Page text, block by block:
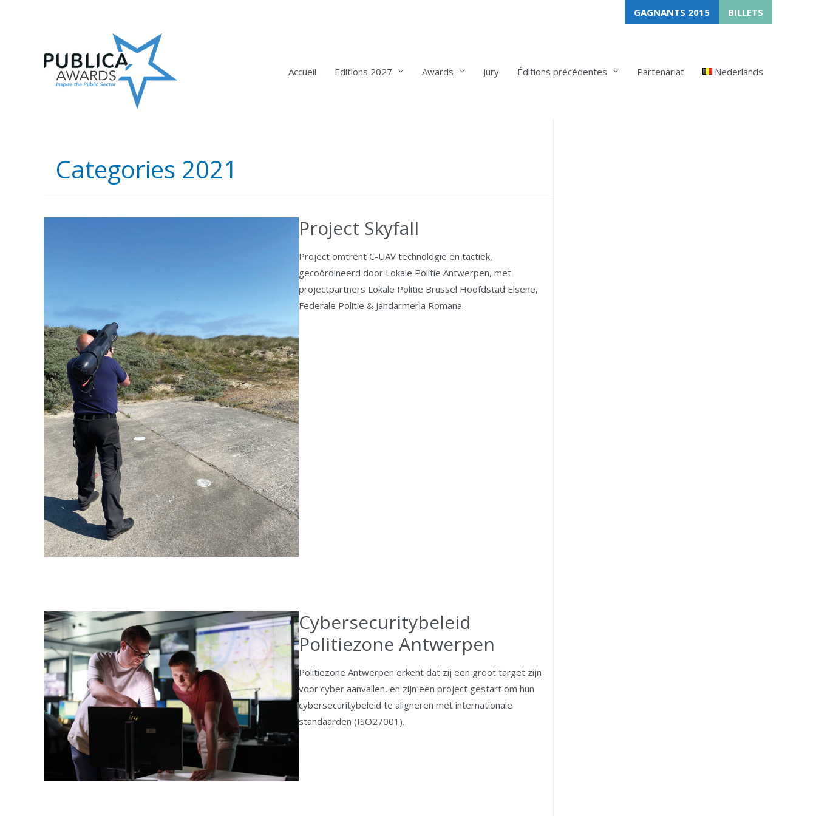
GAGNANTS 2015 BILLETS
Accueil Editions 2027 Awards Jury Éditions précédentes Partenariat Nederlands
Categories 2021
Project Skyfall
Project omtrent C-UAV technologie en tactiek,
gecoördineerd door Lokale Politie Antwerpen, met
projectpartners Lokale Politie Brussel Hoofdstad Elsene,
Federale Politie & Jandarmeria Romana.
Cybersecuritybeleid
Politiezone Antwerpen
Politiezone Antwerpen erkent dat zij een groot target zijn
voor cyber aanvallen, en zijn een project gestart om hun
cybersecuritybeleid te aligneren met internationale
standaarden (ISO27001).